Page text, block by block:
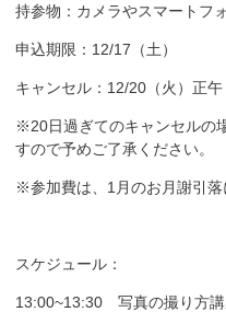
持参物： カメラやスマートフ
申込期限：12/17（土）
キャンセル：12/20（火）正午
※20日過ぎてのキャンセルの
すので予めご了承ください。
※参加費は、1月のお月謝引落
スケジュール：
13:00~13:30 写真の撮り方